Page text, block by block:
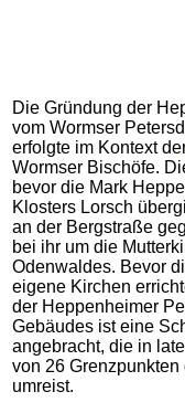
Die Gründung der
vom Wormser
erfolgte im Kontext
Wormser Bischöfe.
bevor die Mark
Klosters Lorsch
an der Bergstraße
bei ihr um die
Odenwaldes. Bevor
eigene Kirchen
der Heppenheimer
Gebäudes ist eine
angebracht, die in
von 26
umreist.